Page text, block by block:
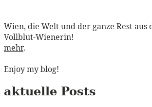
Wien, die Welt und der ganze Rest aus
Vollblut-Wienerin!
mehr.
Enjoy my blog!
aktuelle Posts